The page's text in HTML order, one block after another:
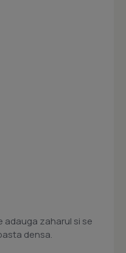
adauga zaharul si se
densa.